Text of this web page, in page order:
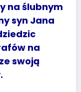
na ślubnym
syn Jana
na
swoją